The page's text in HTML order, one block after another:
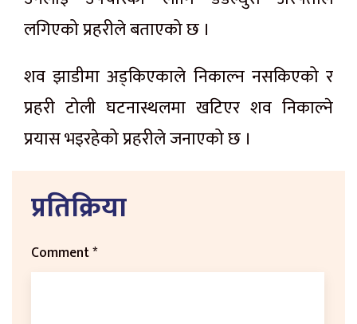
लगिएको प्रहरीले बताएको छ ।
शव झाडीमा अड्किएकाले निकाल्न नसकिएको र
प्रहरी टोली घटनास्थलमा खटिएर शव निकाल्ने
प्रयास भइरहेको प्रहरीले जनाएको छ ।
प्रतिक्रिया
Comment*